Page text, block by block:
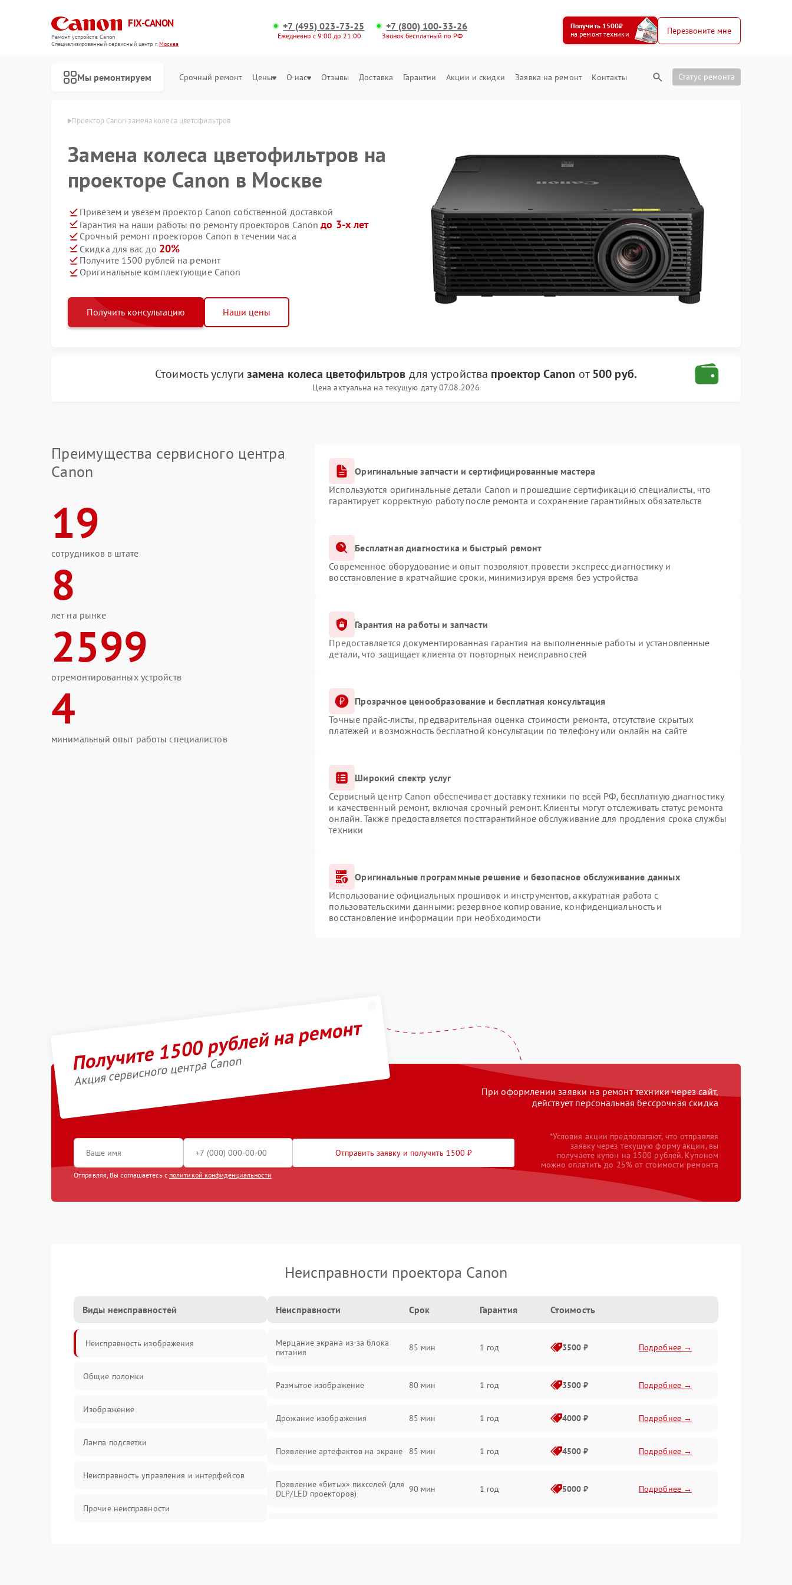
FIX-CANON
Ремонт устройств Canon
Специализированный cервисный центр г.Москва
+7 (495) 023-73-25
Ежедневно с 9:00 до 21:00
+7 (800) 100-33-26
Звонок бесплатный по РФ
Получить 1500₽
на ремонт техники
Перезвоните мне
Мы ремонтируем Срочный ремонт Цены О нас Отзывы Доставка Гарантии Акции и скидки Заявка на ремонт Контакты Статус ремонта
Проектор Canon замена колеса цветофильтров
Замена колеса цветофильтров на
проекторе Canon в Москве
Привезем и увезем проектор Canon собственной доставкой
Гарантия на наши работы по ремонту проекторов Canonдо 3-х лет
Срочный ремонт проекторов Canon в течении часа
Скидка для вас до 20%
Получите 1500 рублей на ремонт
Оригинальные комплектующие Canon
Получить консультацию Наши цены
Стоимость услуги замена колеса цветофильтров для устройства проектор Canon от500 руб.
Цена актуальна на текущую дату 07.08.2026
Преимущества сервисного центра
Canon
19
сотрудников в штате
8
лет на рынке
2599
отремонтированных устройств
4
минимальный опыт работы специалистов
Оригинальные запчасти и сертифицированные мастера
Используются оригинальные детали Canon и прошедшие сертификацию специалисты, что
гарантирует корректную работу после ремонта и сохранение гарантийных обязательств
Бесплатная диагностика и быстрый ремонт
Современное оборудование и опыт позволяют провести экспресс-диагностику и
восстановление в кратчайшие сроки, минимизируя время без устройства
Гарантия на работы и запчасти
Предоставляется документированная гарантия на выполненные работы и установленные
детали, что защищает клиента от повторных неисправностей
Прозрачное ценообразование и бесплатная консультация
Точные прайс-листы, предварительная оценка стоимости ремонта, отсутствие скрытых
платежей и возможность бесплатной консультации по телефону или онлайн на сайте
Широкий спектр услуг
Сервисный центр Canon обеспечивает доставку техники по всей РФ, бесплатную диагностику
и качественный ремонт, включая срочный ремонт. Клиенты могут отслеживать статус ремонта
онлайн. Также предоставляется постгарантийное обслуживание для продления срока службы
техники
Оригинальные программные решение и безопасное обслуживание данных
Использование официальных прошивок и инструментов, аккуратная работа с
пользовательскими данными: резервное копирование, конфиденциальность и
восстановление информации при необходимости
Получите 1500 рублей на ремонт
Акция сервисного центра Canon
При оформлении заявки на ремонт техники через сайт,
действует персональная бессрочная скидка
Отправить заявку и получить 1500 ₽
Отправляя, Вы соглашаетесь с политикой конфиденциальности
*Условия акции предполагают, что отправляя
заявку через текущую форму акции, вы
получаете купон на 1500 рублей. Купоном
можно оплатить до 25% от стоимости ремонта
Неисправности проектора Canon
Виды неисправностей
Неисправность изображения
Общие поломки
Изображение
Лампа подсветки
Неисправность управления и интерфейсов
Прочие неисправности
Неисправности Срок Гарантия Стоимость
Мерцание экрана из-за блока
питания
85 мин 1 год 3500 ₽ Подробнее →
Размытое изображение 80 мин 1 год 3500 ₽ Подробнее →
Дрожание изображения 85 мин 1 год 4000 ₽ Подробнее →
Появление артефактов на экране 85 мин 1 год 4500 ₽ Подробнее →
Появление «битых» пикселей (для
DLP/LED проекторов)
90 мин 1 год 5000 ₽ Подробнее →